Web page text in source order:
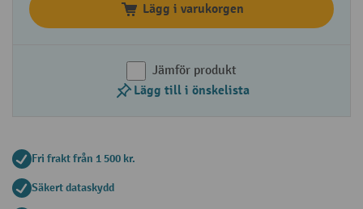
Lägg i varukorgen
Jämför produkt
Lägg till i önskelista
Fri frakt från 1 500 kr.
Säkert dataskydd